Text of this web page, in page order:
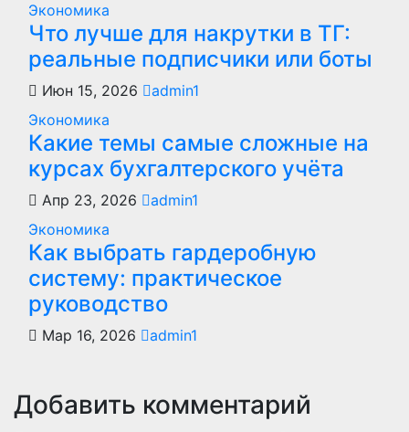
Экономика
Что лучше для накрутки в ТГ:
реальные подписчики или боты
Июн 15, 2026
admin1
Экономика
Какие темы самые сложные на
курсах бухгалтерского учёта
Апр 23, 2026
admin1
Экономика
Как выбрать гардеробную
систему: практическое
руководство
Мар 16, 2026 admin1
Добавить комментарий